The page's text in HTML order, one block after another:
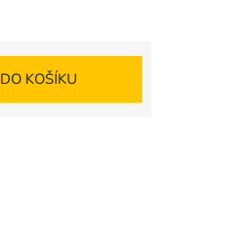
Š
Í
DO KOŠÍKU